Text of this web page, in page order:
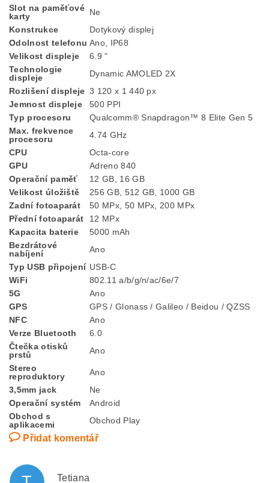
Slot na paměťové
karty
Ne
Konstrukce
Dotykový displej
Odolnost telefonu Ano, IP68
Velikost displeje
6.9 "
Technologie
displeje
Dynamic AMOLED 2X
Rozlišení displeje 3 120 x 1 440 px
Jemnost displeje
500 PPI
Typ procesoru
Qualcomm® Snapdragon™ 8 Elite Gen 5
Max. frekvence
procesoru
4.74 GHz
CPU
Octa-core
GPU
Adreno 840
Operační paměť
12 GB, 16 GB
Velikost úložiště
256 GB, 512 GB, 1000 GB
Zadní fotoaparát
50 MPx, 50 MPx, 200 MPx
Přední fotoaparát
12 MPx
Kapacita baterie
5000 mAh
Bezdrátové
nabíjení
Ano
Typ USB připojení USB-C
WiFi
802.11 a/b/g/n/ac/6e/7
5G
Ano
GPS
GPS / Glonass / Galileo / Beidou / QZSS
NFC
Ano
Verze Bluetooth
6.0
Čtečka otisků
prstů
Ano
Stereo
reproduktory
Ano
3,5mm jack
Ne
Operační systém
Android
Obchod s
aplikacemi
Obchod Play
Přidat komentář
Tetiana